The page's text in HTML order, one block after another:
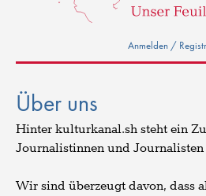
Anmelden /
Über uns
Hinter kulturkanal.sh steht ein
Journalistinnen und
Wir sind überzeugt davon, dass